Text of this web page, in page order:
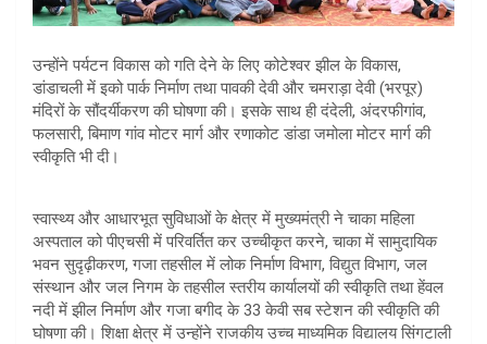
उन्होंने पर्यटन विकास को गति देने के लिए कोटेश्वर झील के विकास,
डांडाचली में इको पार्क निर्माण तथा पावकी देवी और चमराड़ा देवी (भरपूर)
मंदिरों के सौंदर्यीकरण की घोषणा की। इसके साथ ही दंदेली, अंदरफीगांव,
फलसारी, बिमाण गांव मोटर मार्ग और रणाकोट डांडा जमोला मोटर मार्ग की
स्वीकृति भी दी।
स्वास्थ्य और आधारभूत सुविधाओं के क्षेत्र में मुख्यमंत्री ने चाका महिला
अस्पताल को पीएचसी में परिवर्तित कर उच्चीकृत करने, चाका में सामुदायिक
भवन सुदृढ़ीकरण, गजा तहसील में लोक निर्माण विभाग, विद्युत विभाग, जल
संस्थान और जल निगम के तहसील स्तरीय कार्यालयों की स्वीकृति तथा हेंवल
नदी में झील निर्माण और गजा बगीद के 33 केवी सब स्टेशन की स्वीकृति की
घोषणा की। शिक्षा क्षेत्र में उन्होंने राजकीय उच्च माध्यमिक विद्यालय सिंगटाली